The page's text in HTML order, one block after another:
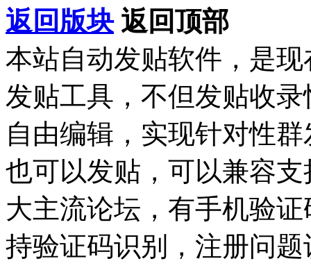
返回版块 返回顶部
本站自动发贴软件，是
发贴工具，不但发贴收
自由编辑，实现针对性
也可以发贴，可以兼容支
大主流论坛，有手机验
持验证码识别，注册问